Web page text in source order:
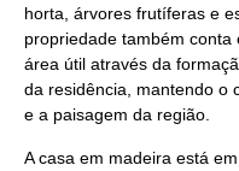
horta, árvores frutíferas e
propriedade também
área útil através da
da residência, mantendo o
e a paisagem da região.
A casa em madeira está